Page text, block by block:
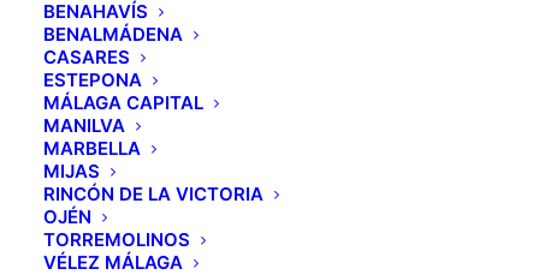
BENAHAVÍS
BENALMÁDENA
CASARES
ESTEPONA
MÁLAGA CAPITAL
MANILVA
MARBELLA
MIJAS
RINCÓN DE LA VICTORIA
OJÉN
TORREMOLINOS
VÉLEZ MÁLAGA
Campos de Golf
en Málaga
Descubre los mejores campos de golf de
la Costa del Sol de Málaga